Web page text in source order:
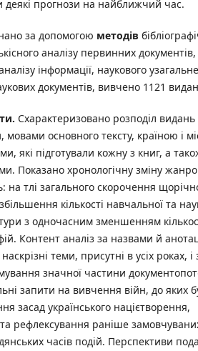
деякі прогнози на найближчий час.
за допомогою методів
аналізу первинних документів,
інформації, наукового
документів, вивчено 1121
Схарактеризовано розподіл
основного тексту, країною і
які підготували кожну з книг, а
Показано хронологічну зміну
на тлі загального скорочення
кількості навчальної та
з одночасним зменшенням
Контент аналіз за назвами й
теми, присутні в усіх роках, і
значної частини
запити на вивчення війн, до яких
засад українського націєтворення,
рефлексування раніше
часів подій. Перспективи